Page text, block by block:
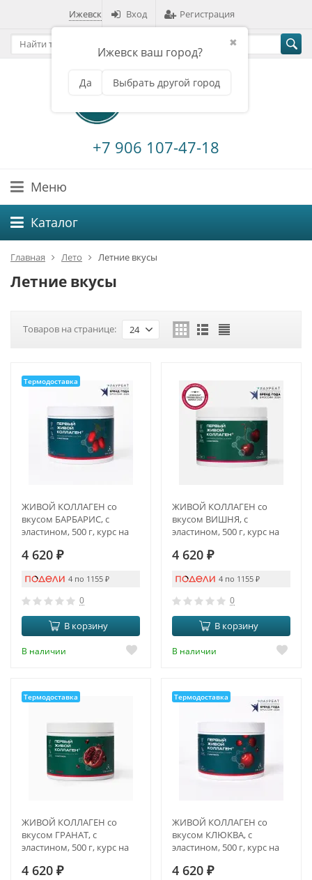
Ижевск
✖
Ижевск ваш город?
Да Выбрать другой город
Вход Регистрация
+7 906 107-47-18
Меню
Каталог
Главная Лето Летние вкусы
Летние вкусы
Товаров на странице: 24
Термодоставка
ЖИВОЙ КОЛЛАГЕН со
вкусом БАРБАРИС, с
эластином, 500 г, курс на
4 620 ₽
4 по 1155 ₽
0
В корзину
В наличии
ЖИВОЙ КОЛЛАГЕН со
вкусом ВИШНЯ, с
эластином, 500 г, курс на
4 620 ₽
4 по 1155 ₽
0
В корзину
В наличии
Термодоставка
ЖИВОЙ КОЛЛАГЕН со
вкусом ГРАНАТ, с
эластином, 500 г, курс на
4 620 ₽
Термодоставка
ЖИВОЙ КОЛЛАГЕН со
вкусом КЛЮКВА, с
эластином, 500 г, курс на
4 620 ₽